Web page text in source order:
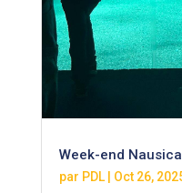
Week-end
par PDL| Oct 26,